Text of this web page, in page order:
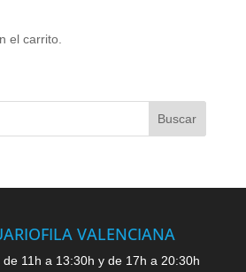
el carrito.
VALENCIANA
11h a 13:30h y de 17h a 20:30h